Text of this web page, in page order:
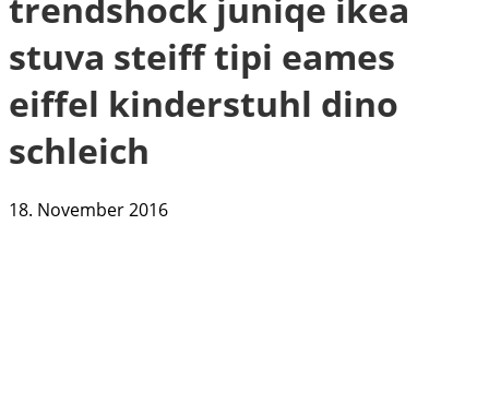
trendshock juniqe ikea
stuva steiff tipi eames
eiffel kinderstuhl dino
schleich
18. November 2016